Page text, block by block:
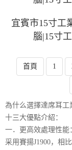
宜賓市15寸工
腦|15寸
首頁 1
為什么選擇達席耳工
十三大優點介紹：
一．更高效處理性
采用賽揚J1900，相